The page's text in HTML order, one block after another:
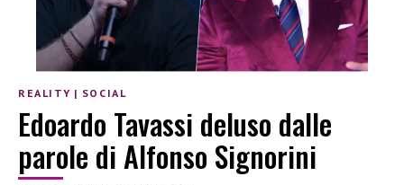
REALITY | SOCIAL
Edoardo Tavassi deluso dalle
parole di Alfonso Signorini